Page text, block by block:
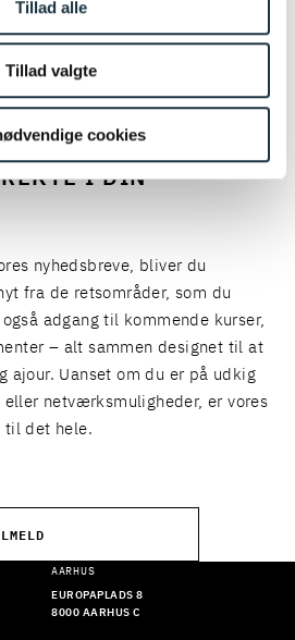
Tillad alle
Tillad valgte
cookies
FÅ JURIDISK
FRA VORES
I DIN
nyhedsbreve, bliver du
fra de retsområder, som du
adgang til kommende kurser,
– alt sammen designet til at
ajour. Uanset om du er på udkig
netværksmuligheder, er vores
til det hele.
AARHUS
EUROPAPLADS 8
8000 AARHUS C